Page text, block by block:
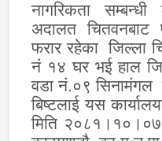
नागरिकता सम्बन्धी
अदालत चितवनबाट
फराररहेका जिल्ला
नं १४ घर भई हाल
वडा नं.०९ सिनामंगल
बिष्टलाईयस कार्यालय
मिति २०८१ ।१०।